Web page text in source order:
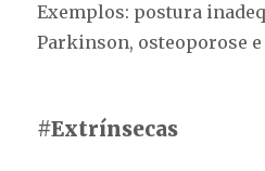
Exemplos: postura
Parkinson, osteoporose e
#Extrínsecas